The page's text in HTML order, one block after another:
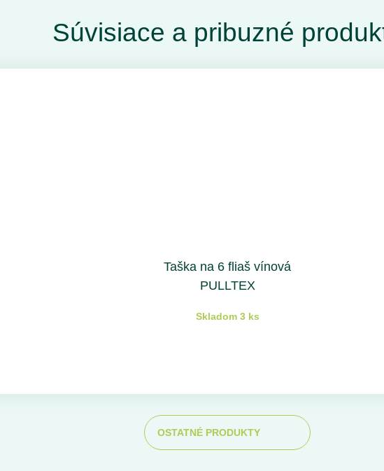
Súvisiace a pribuzné
Taška na 6 fliaš vínová
PULLTEX
Skladom 3 ks
OSTATNÉ PRODUKTY